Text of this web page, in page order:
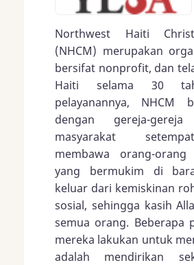
Northwest Haiti
(NHCM) merupakan
bersifat nonprofit, dan
Haiti selama 30
pelayanannya, NHCM
dengan gereja-
masyarakat
membawa orang-
yang bermukim di
keluar dari kemiskinan
sosial, sehingga kasih
semua orang. Beberapa
mereka lakukan untuk
adalah mendirikan